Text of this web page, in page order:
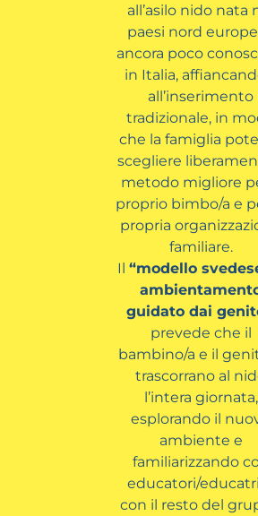
all’asilo nido nata
paesi nord
ancora poco
in Italia,
all’inserimento
tradizionale, in
che la famiglia
scegliere
metodo migliore
proprio bimbo/a e
propria
familiare.
Il “modello
guidato dai
prevede che il
bambino/a e il
trascorrano al
l’intera giornata,
esplorando il
ambiente e
familiarizzando
educatori/
con il resto del